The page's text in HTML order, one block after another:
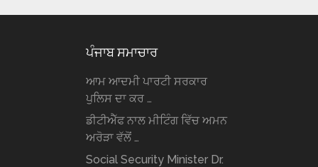
ਪੰਜਾਬ ਸਮਾਚਾਰ
ਆਮ ਆਦਮੀ ਪਾਰਟੀ ਸਰਕਾਰ
ਪੁਲਿਸ ਦਾ ਕਰ …
ਡੀਟੀਐੱਫ ਨਾਲ ਮੀਟਿੰਗ ਵਿੱਚ ਅਮਨ
ਅਰੋੜਾ ਵੱਲੋਂ …
Social Security Minister Dr.